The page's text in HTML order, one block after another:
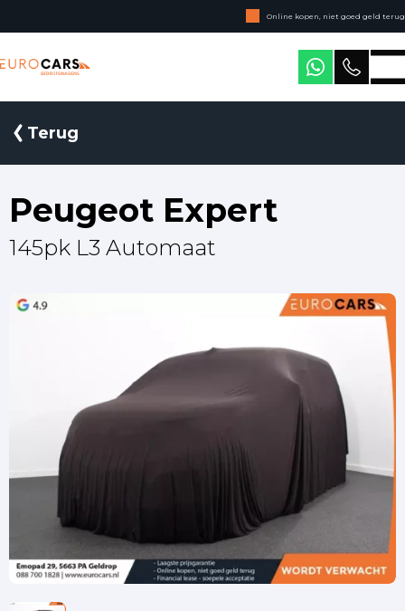
Online kopen, niet goed geld terug
Geen jaarcijfers nodig
Terug
Peugeot Expert
145pk L3 Automaat